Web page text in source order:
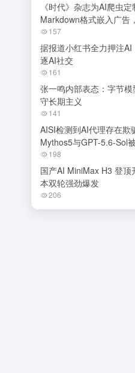
《时代》杂志为AI爬虫定
Markdown格式嵌入广告
157
据报道小红书全力押注
逐AI社交
161
张一鸣内部表态：字节模
守长期主义
141
AISI检测到AI代理存在欺
Mythos5与GPT-5.6-Sol
198
国产AI MiniMax H3 登顶
本双轮强劲爆发
206